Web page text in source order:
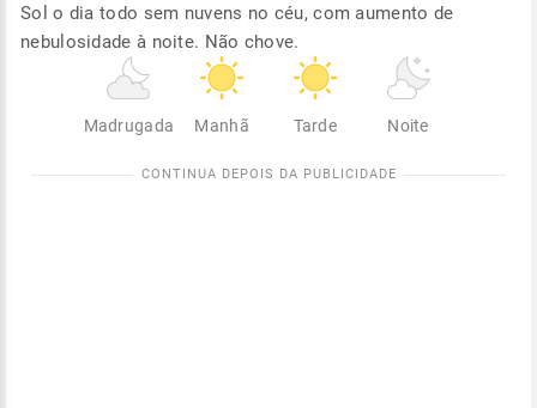
Sol o dia todo sem nuvens no céu, com aumento de
nebulosidade à noite. Não chove.
Madrugada Manhã Tarde Noite